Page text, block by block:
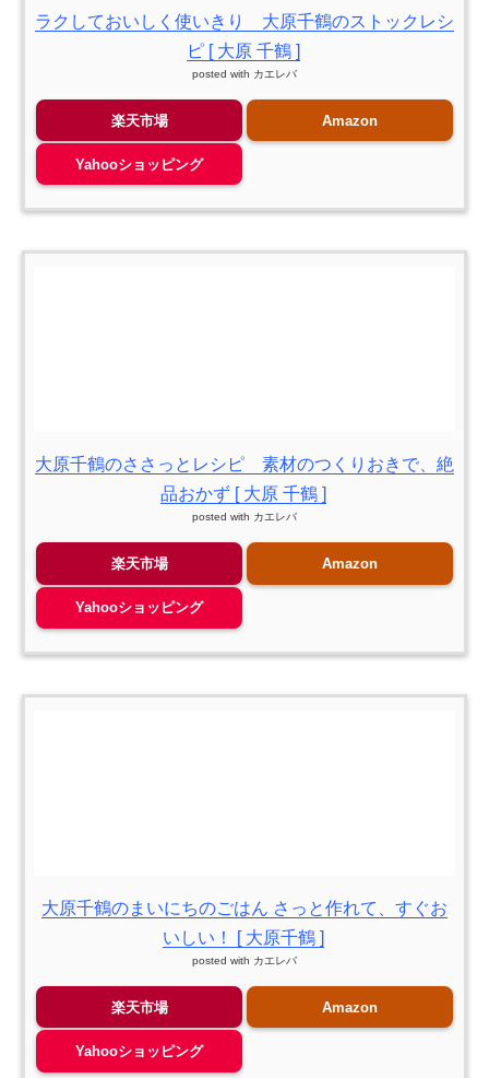
ラクしておいしく使いきり 大原千鶴のストックレシ
ピ [ 大原 千鶴 ]
posted with カエレバ
楽天市場 Amazon
Yahooショッピング
大原千鶴のささっとレシピ 素材のつくりおきで、絶
品おかず [ 大原 千鶴 ]
posted with カエレバ
楽天市場 Amazon
Yahooショッピング
大原千鶴のまいにちのごはん さっと作れて、すぐお
いしい！ [ 大原千鶴 ]
posted with カエレバ
楽天市場 Amazon
Yahooショッピング